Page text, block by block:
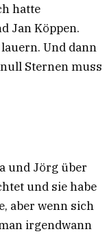
hatte
Jan Köppen.
Und dann
Sternen muss
und Jörg über
und sie habe
aber wenn sich
irgendwann